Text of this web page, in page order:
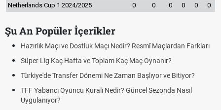
Netherlands Cup 1 2024/2025 0 0 0 0 0 0
Şu An Popüler İçerikler
Hazırlık Maçı ve Dostluk Maçı Nedir? Resmî Maçlardan Farkları
Süper Lig Kaç Hafta ve Toplam Kaç Maç Oynanır?
Türkiye'de Transfer Dönemi Ne Zaman Başlıyor ve Bitiyor?
TFF Yabancı Oyuncu Kuralı Nedir? Güncel Sezonda Nasıl
Uygulanıyor?